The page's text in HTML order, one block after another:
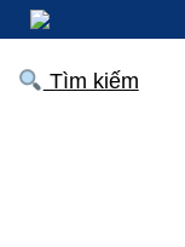
Tìm kiếm